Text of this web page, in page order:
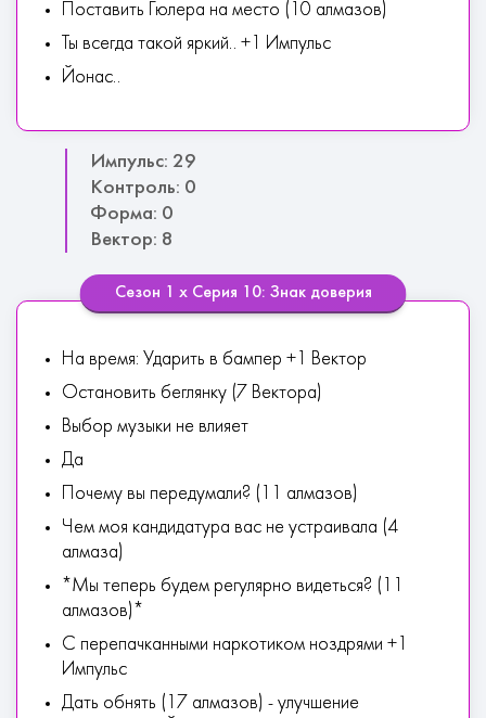
Поставить Гюлера на место (10 алмазов)
Ты всегда такой яркий.. +1 Импульс
Йонас..
Импульс: 29
Контроль: 0
Форма: 0
Вектор: 8
Сезон 1 х Серия 10: Знак доверия
На время: Ударить в бампер +1 Вектор
Остановить беглянку (7 Вектора)
Выбор музыки не влияет
Да
Почему вы передумали? (11 алмазов)
Чем моя кандидатура вас не устраивала (4
алмаза)
*Мы теперь будем регулярно видеться? (11
алмазов)*
С перепачканными наркотиком ноздрями +1
Импульс
Дать обнять (17 aлмaзoв) - улучшение